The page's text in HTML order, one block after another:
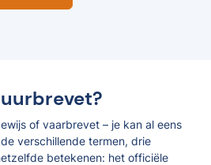
of vaarbrevet – je kan al eens
verschillende termen, drie
betekenen: het officiële